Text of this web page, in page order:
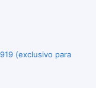
(exclusivo para